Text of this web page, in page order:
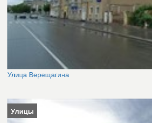
Улица Верещагина
Улицы